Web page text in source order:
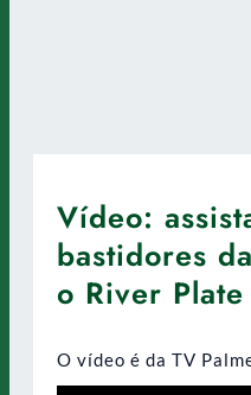
Vídeo:
bastidores
o River Plate
O vídeo é da TV